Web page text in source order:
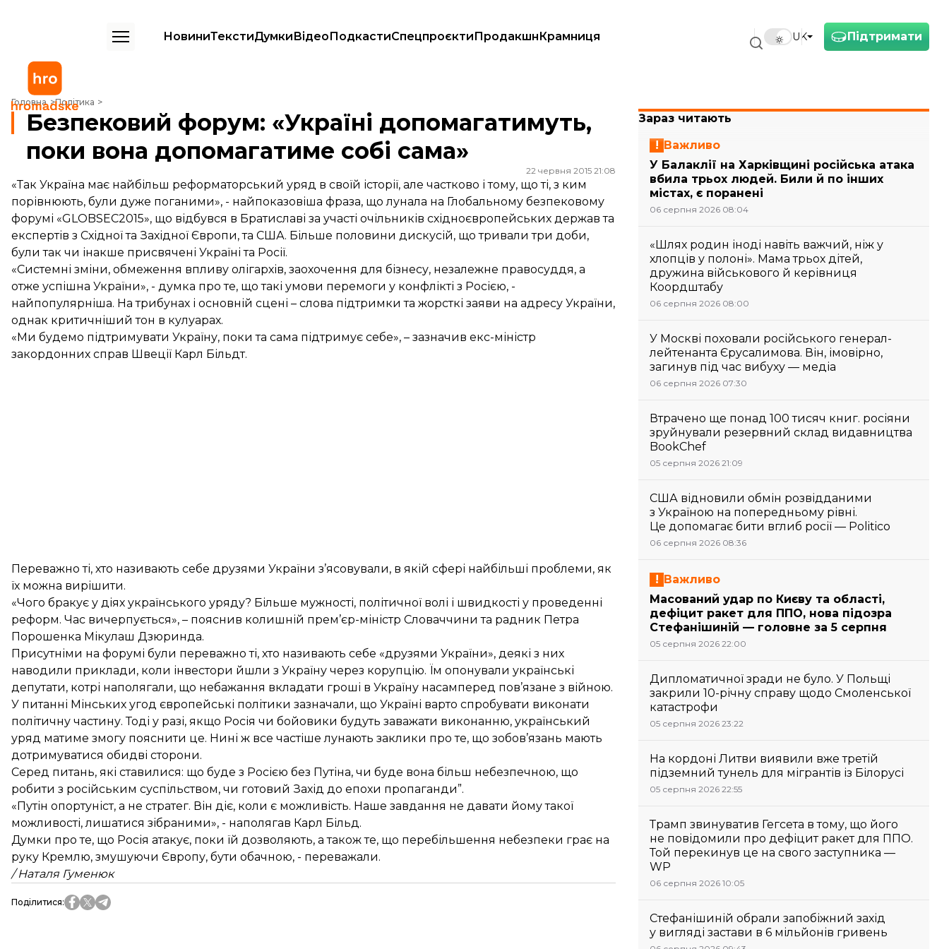
Підтримати
UK
НовиниТекстиДумкиВідеоПодкастиСпецпроєктиПродакшнКрамниця
Головна Політика
Безпековий форум: «Україні допомагатимуть, поки вона допомагатиме собі сама»
Безпековий форум: «Україні допомагатимуть,
поки вона допомагатиме собі сама»
22 червня 2015 21:08
«Так Україна має найбільш реформаторський уряд в своїй історії, але частково і тому, що ті, з ким
порівнюють, були дуже поганими», - найпоказовіша фраза, що лунала на Глобальному безпековому
форумі «GLOBSEC2015», що відбувся в Братиславі за участі очільників східноєвропейських держав та
експертів з Східної та Західної Європи, та США. Більше половини дискусій, що тривали три доби,
були так чи інакше присвячені Україні та Росії.
«Системні зміни, обмеження впливу олігархів, заохочення для бізнесу, незалежне правосуддя, а
отже успішна України», - думка про те, що такі умови перемоги у конфлікті з Росією, -
найпопулярніша. На трибунах і основній сцені – слова підтримки та жорсткі заяви на адресу України,
однак критичніший тон в кулуарах.
«Ми будемо підтримувати Україну, поки та сама підтримує себе», – зазначив екс-міністр
закордонних справ Швеції Карл Більдт.
Переважно ті, хто називають себе друзями України з’ясовували, в якій сфері найбільші проблеми, як
їх можна вирішити.
«Чого бракує у діях українського уряду? Більше мужності, політичної волі і швидкості у проведенні
реформ. Час вичерпується», – пояснив колишній прем’єр-міністр Словаччини та радник Петра
Порошенка Мікулаш Дзюринда.
Присутніми на форумі були переважно ті, хто називають себе «друзями України», деякі з них
наводили приклади, коли інвестори йшли з Україну через корупцію. Їм опонували українські
депутати, котрі наполягали, що небажання вкладати гроші в Україну насамперед пов’язане з війною.
У питанні Мінських угод європейські політики зазначали, що Україні варто спробувати виконати
політичну частину. Тоді у разі, якщо Росія чи бойовики будуть заважати виконанню, український
уряд матиме змогу пояснити це. Нині ж все частіше лунають заклики про те, що зобов’язань мають
дотримуватися обидві сторони.
Серед питань, які ставилися: що буде з Росією без Путіна, чи буде вона більш небезпечною, що
робити з російським суспільством, чи готовий Захід до епохи пропаганди”.
«Путін опортуніст, а не стратег. Він діє, коли є можливість. Наше завдання не давати йому такої
можливості, лишатися зібраними», - наполягав Карл Більд.
Думки про те, що Росія атакує, поки їй дозволяють, а також те, що перебільшення небезпеки грає на
руку Кремлю, змушуючи Європу, бути обачною, - переважали.
/ Наталя Гуменюк
Поділитися:
Зараз читають
Важливо
У Балаклії на Харківщині російська атака
вбила трьох людей. Били й по інших
містах, є поранені
06 серпня 2026 08:04
«Шлях родин іноді навіть важчий, ніж у
хлопців у полоні». Мама трьох дітей,
дружина військового й керівниця
Коордштабу
06 серпня 2026 08:00
У Москві поховали російського генерал-
лейтенанта Єрусалимова. Він, імовірно,
загинув під час вибуху — медіа
06 серпня 2026 07:30
Втрачено ще понад 100 тисяч книг. росіяни
зруйнували резервний склад видавництва
BookChef
05 серпня 2026 21:09
США відновили обмін розвідданими
з Україною на попередньому рівні.
Це допомагає бити вглиб росії — Politico
06 серпня 2026 08:36
Важливо
Масований удар по Києву та області,
дефіцит ракет для ППО, нова підозра
Стефанішиній — головне за 5 серпня
05 серпня 2026 22:00
Дипломатичної зради не було. У Польщі
закрили 10-річну справу щодо Смоленської
катастрофи
05 серпня 2026 23:22
На кордоні Литви виявили вже третій
підземний тунель для мігрантів із Білорусі
05 серпня 2026 22:55
Трамп звинуватив Гегсета в тому, що його
не повідомили про дефіцит ракет для ППО.
Той перекинув це на свого заступника —
WP
06 серпня 2026 10:05
Стефанішиній обрали запобіжний захід
у вигляді застави в 6 мільйонів гривень